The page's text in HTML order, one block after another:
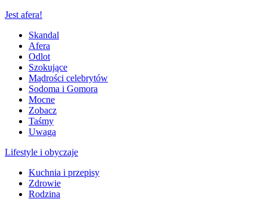
Jest afera!
Skandal
Afera
Odlot
Szokujące
Mądrości celebrytów
Sodoma i Gomora
Mocne
Zobacz
Taśmy
Uwaga
Lifestyle i obyczaje
Kuchnia i przepisy
Zdrowie
Rodzina